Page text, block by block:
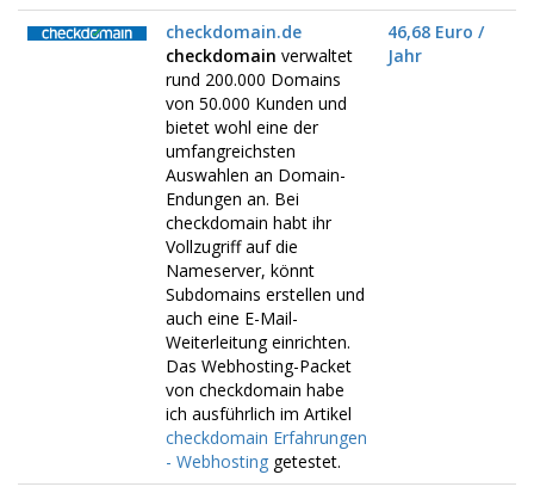
checkdomain.de
checkdomain verwaltet
rund 200.000 Domains
von 50.000 Kunden und
bietet wohl eine der
umfangreichsten
Auswahlen an Domain-
Endungen an. Bei
checkdomain habt ihr
Vollzugriff auf die
Nameserver, könnt
Subdomains erstellen und
auch eine E-Mail-
Weiterleitung einrichten.
Das Webhosting-Packet
von checkdomain habe
ich ausführlich im Artikel
checkdomain Erfahrungen
- Webhosting getestet.
46,68 Euro /
Jahr